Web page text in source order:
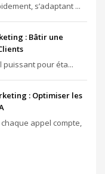
s’adaptant ...
: Bâtir une
puissant pour éta...
: Optimiser les
appel compte,